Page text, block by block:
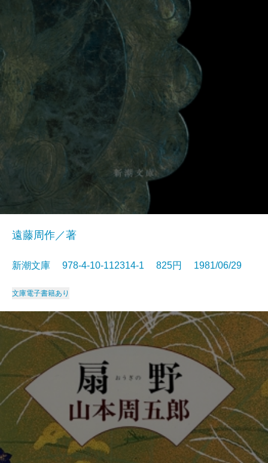
遠藤周作／著
新潮文庫 978-4-10-112314-1 825円 1981/06/29
文庫電子書籍あり